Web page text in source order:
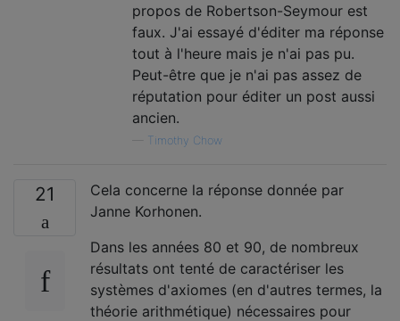
propos de Robertson-Seymour est
faux. J'ai essayé d'éditer ma réponse
tout à l'heure mais je n'ai pas pu.
Peut-être que je n'ai pas assez de
réputation pour éditer un post aussi
ancien.
Timothy Chow
21
Cela concerne la réponse donnée par
Janne Korhonen.
Dans les années 80 et 90, de nombreux
résultats ont tenté de caractériser les
systèmes d'axiomes (en d'autres termes, la
théorie arithmétique) nécessaires pour